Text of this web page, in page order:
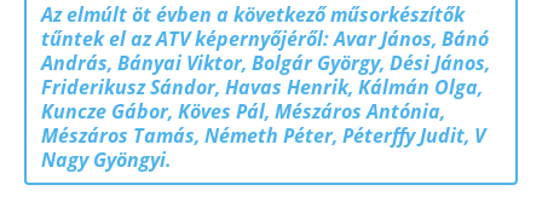
Az elmúlt öt évben a következő műsorkészítők
tűntek el az ATV képernyőjéről: Avar János, Bánó
András, Bányai Viktor, Bolgár György, Dési János,
Friderikusz Sándor, Havas Henrik, Kálmán Olga,
Kuncze Gábor, Köves Pál, Mészáros Antónia,
Mészáros Tamás, Németh Péter, Péterffy Judit, V
Nagy Gyöngyi.